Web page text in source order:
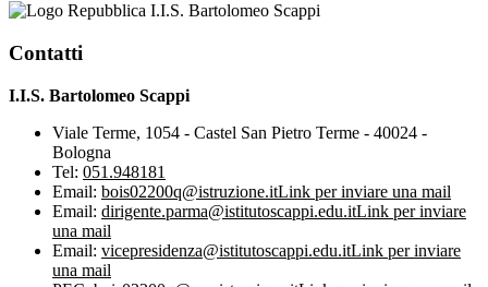
I.I.S. Bartolomeo Scappi
Contatti
I.I.S. Bartolomeo Scappi
Viale Terme, 1054 - Castel San Pietro Terme - 40024 -
Bologna
Tel: 051.948181
Email: bois02200q@istruzione.itLink per inviare una mail
Email: dirigente.parma@istitutoscappi.edu.itLink per inviare
una mail
Email: vicepresidenza@istitutoscappi.edu.itLink per inviare
una mail